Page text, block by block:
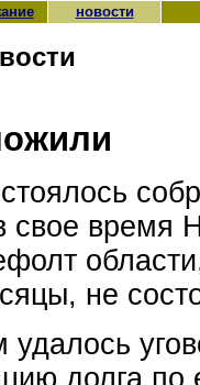
новости
время
не
долга